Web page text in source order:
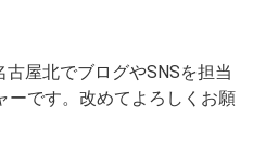
屋北でブログやSNSを担当
ーです。改めてよろしくお願